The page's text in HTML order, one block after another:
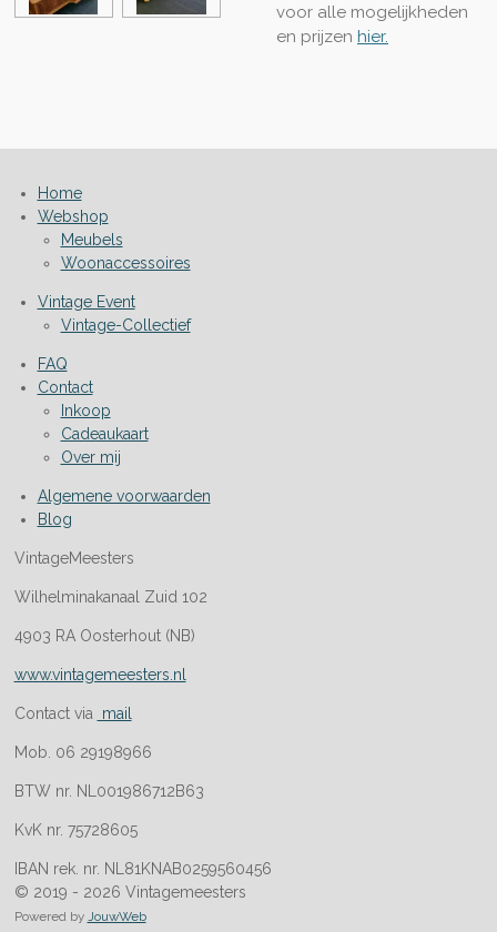
voor alle mogelijkheden
en prijzen hier.
Home
Webshop
Meubels
Woonaccessoires
Vintage Event
Vintage-Collectief
FAQ
Contact
Inkoop
Cadeaukaart
Over mij
Algemene voorwaarden
Blog
VintageMeesters
Wilhelminakanaal Zuid 102
4903 RA Oosterhout (NB)
www.vintagemeesters.nl
Contact via mail
Mob. 06 29198966
BTW nr. NL001986712B63
KvK nr. 75728605
IBAN rek. nr. NL81KNAB0259560456
© 2019 - 2026 Vintagemeesters
Powered by JouwWeb